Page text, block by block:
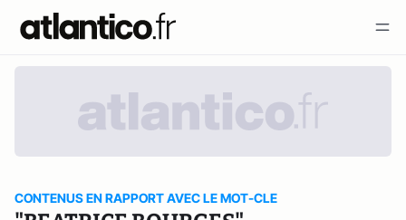
CONTENUS EN RAPPORT AVEC LE MOT-CLE